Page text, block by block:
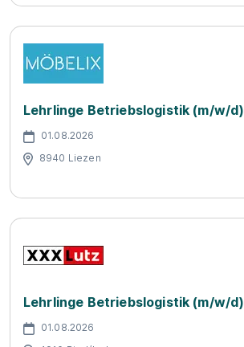
Lehrlinge Betriebslogistik (m/w/d)
01.08.2026
8940 Liezen
Lehrlinge Betriebslogistik (m/w/d)
01.08.2026